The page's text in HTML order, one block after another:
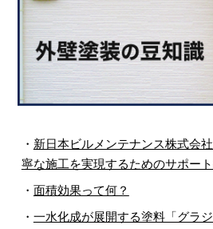
・ 新日本ビルメンテナンス株式会
寧な施工を実現するためのサポート
・ 面積効果って何？
・ 一水化成が展開する塗料「グラ